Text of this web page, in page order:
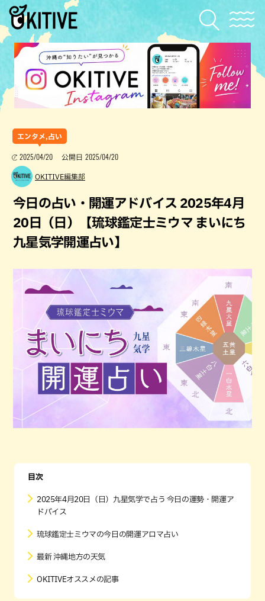
エンタメ,占い
2025/04/20 公開日 2025/04/20
OKITIVE編集部
今日の占い・開運アドバイス 2025年4月
20日（日）【琉球鑑定士ミウマ まいにち
九星気学開運占い】
目次
2025年4月20日（日）九星気学で占う 今日の運勢・開運ア
ドバイス
琉球鑑定士ミウマの今日の開運アロマ占い
最新 沖縄地方の天気
OKITIVEオススメの記事